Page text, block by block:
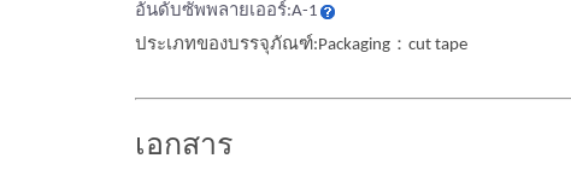
อันดับซัพพลายเออร์:A-1
ประเภทของบรรจุภัณฑ์:Packaging：cut tape
เอกสาร